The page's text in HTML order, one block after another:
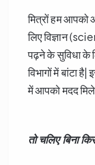
मित्रों हम आपको
लिए विज्ञान
पढ़ने के सुविधा के
विभागों में बांटा
में आपको मदद
तो चलिए बिना